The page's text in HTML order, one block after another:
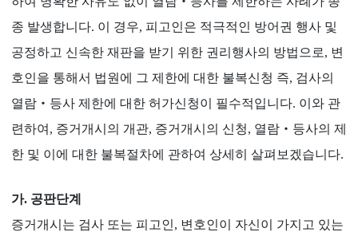
종 발생합니다. 이 경우, 피고인은 적극적인 방어권 행사 및
공정하고 신속한 재판을 받기 위한 권리행사의 방법으로, 변
호인을 통해서 법원에 그 제한에 대한 불복신청 즉, 검사의
열람‧등사 제한에 대한 허가신청이 필수적입니다. 이와 관
련하여, 증거개시의 개관, 증거개시의 신청, 열람‧등사의 제
한 및 이에 대한 불복절차에 관하여 상세히 살펴보겠습니다.
가. 공판단계
증거개시는 검사 또는 피고인, 변호인이 자신이 가지고 있는